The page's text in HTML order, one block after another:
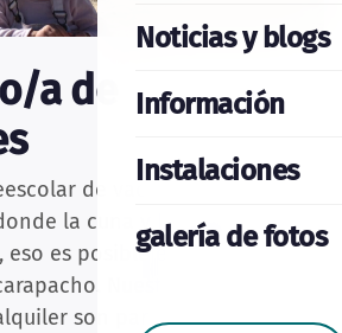
Noticias y blogs
Información
Instalaciones
galería de fotos
a de
de vacaciones en la
la cuna y la silla alta ya
eso es posible en Boutique
Nuestros
son para 1-2 personas,